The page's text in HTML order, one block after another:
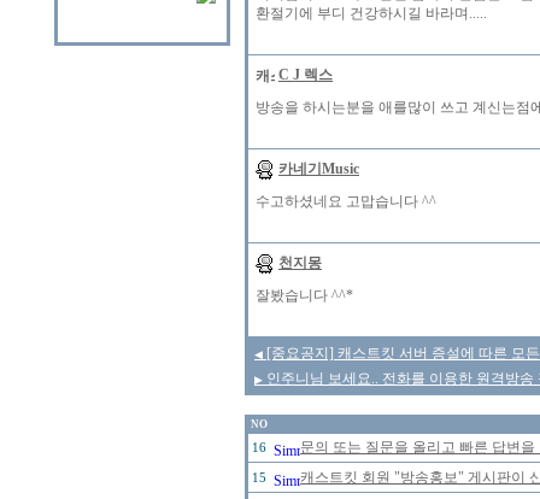
환절기에 부디 건강하시길 바라며.....
C J 렉스
방송을 하시는분을 애를많이 쓰고 계신는점
카네기Music
수고하셨네요 고맙습니다 ^^
천지몽
잘봤습니다 ^^*
◀ [중요공지] 캐스트킷 서버 증설에 따른 모
▶ 인주니님 보세요.. 전화를 이용한 원격방송
NO
16 문의 또는 질문을 올리고 빠른 답변
15 캐스트킷 회원 "방송홍보" 게시판이